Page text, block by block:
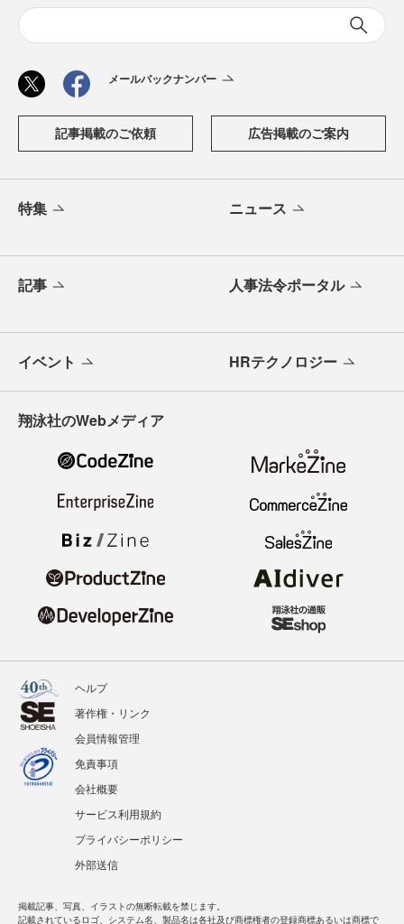
メールバックナンバー
記事掲載のご依頼 広告掲載のご案内
特集 ニュース
記事 人事法令ポータル
イベント HRテクノロジー
翔泳社のWebメディア
ヘルプ
著作権・リンク
会員情報管理
免責事項
会社概要
サービス利用規約
プライバシーポリシー
外部送信
掲載記事、写真、イラストの無断転載を禁じます。
記載されているロゴ、システム名、製品名は各社及び商標権者の登録商標あるいは商標で